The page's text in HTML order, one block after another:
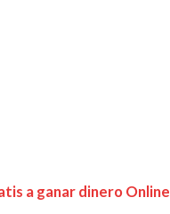
a ganar dinero Online